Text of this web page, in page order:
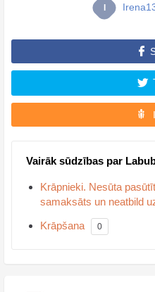
Vairāk sūdzības par
Krāpnieki. Nesūta
samaksāts un neatbild
Krāpšana 0